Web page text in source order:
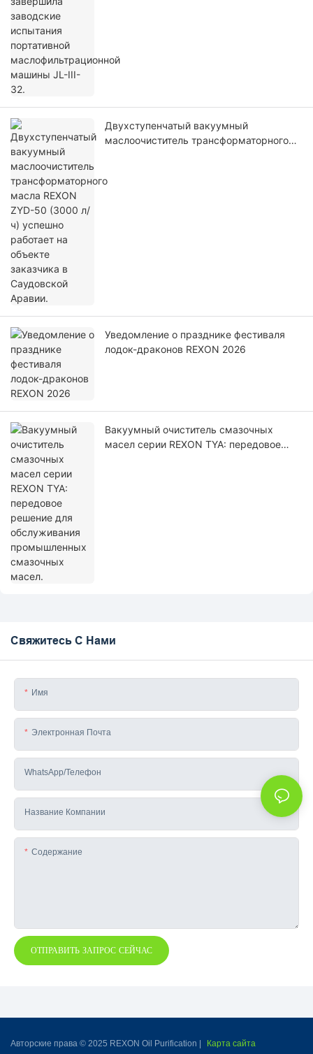
Двухступенчатый вакуумный
маслоочиститель трансформаторного
в Саудовской Аравии.
Уведомление о празднике фестиваля
лодок-драконов REXON 2026
Вакуумный очиститель смазочных
масел серии REXON TYA: передовое
Свяжитесь С Нами
Имя
Электронная Почта
WhatsApp/телефон
Название Компании
Содержание
ОТПРАВИТЬ ЗАПРОС СЕЙЧАС
Авторские права © 2025 REXON Oil Purification | Карта сайта